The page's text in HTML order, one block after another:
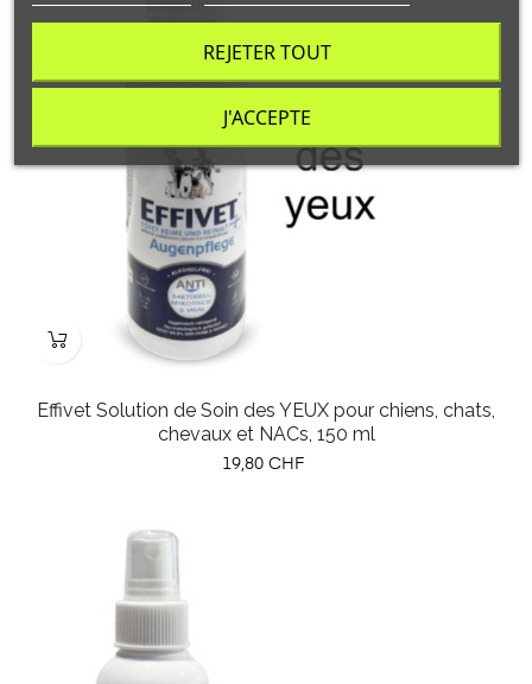
Effivet Solution de Soin des YEUX pour chiens, chats,
chevaux et NACs, 150 ml
Prix
19,80 CHF
REJETER TOUT
J'ACCEPTE